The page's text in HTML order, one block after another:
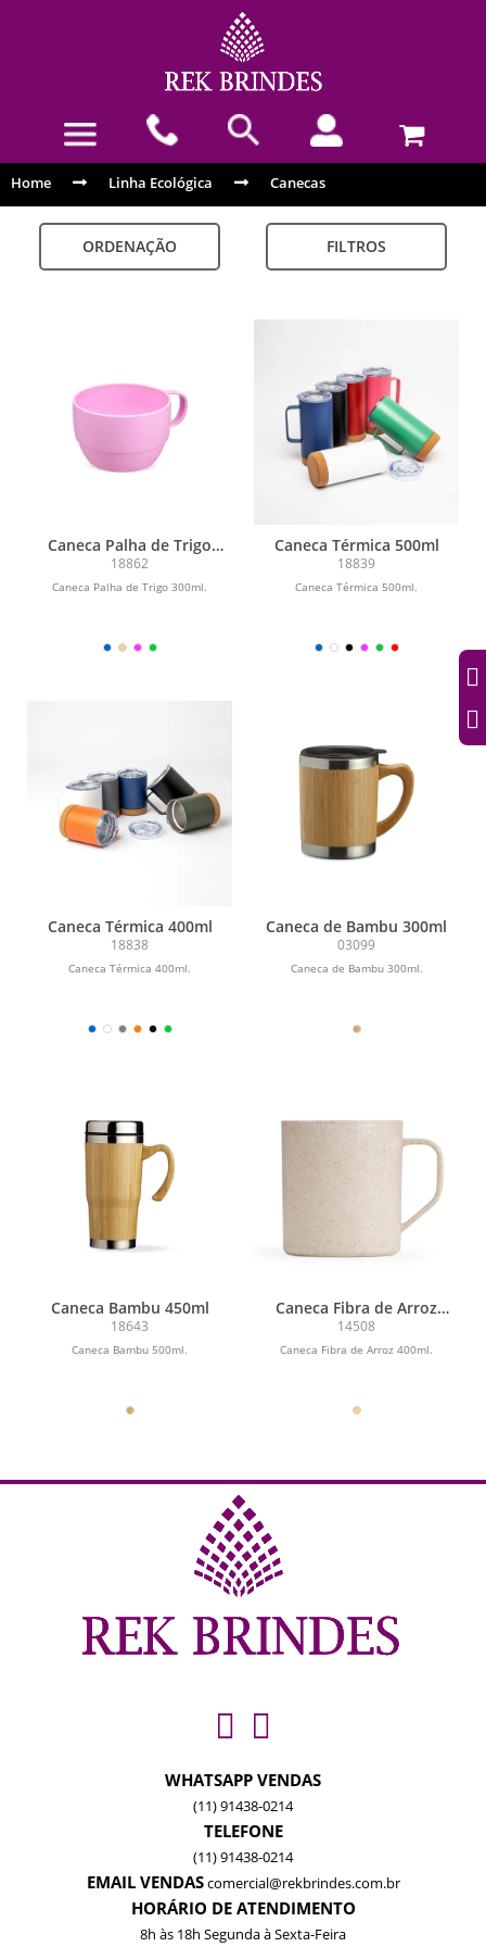
Home Linha Ecológica Canecas
ORDENAÇÃO FILTROS
Caneca Palha de Trigo
300ml
18862
Caneca Palha de Trigo 300ml.
Caneca Térmica 500ml
18839
Caneca Térmica 500ml.
Caneca Térmica 400ml
18838
Caneca Térmica 400ml.
Caneca de Bambu 300ml
03099
Caneca de Bambu 300ml.
Caneca Bambu 450ml
18643
Caneca Bambu 500ml.
Caneca Fibra de Arroz
400ml
14508
Caneca Fibra de Arroz 400ml.
WHATSAPP VENDAS
(11) 91438-0214
TELEFONE
(11) 91438-0214
EMAIL VENDAScomercial@rekbrindes.com.br
HORÁRIO DE ATENDIMENTO
8h às 18h Segunda à Sexta-Feira